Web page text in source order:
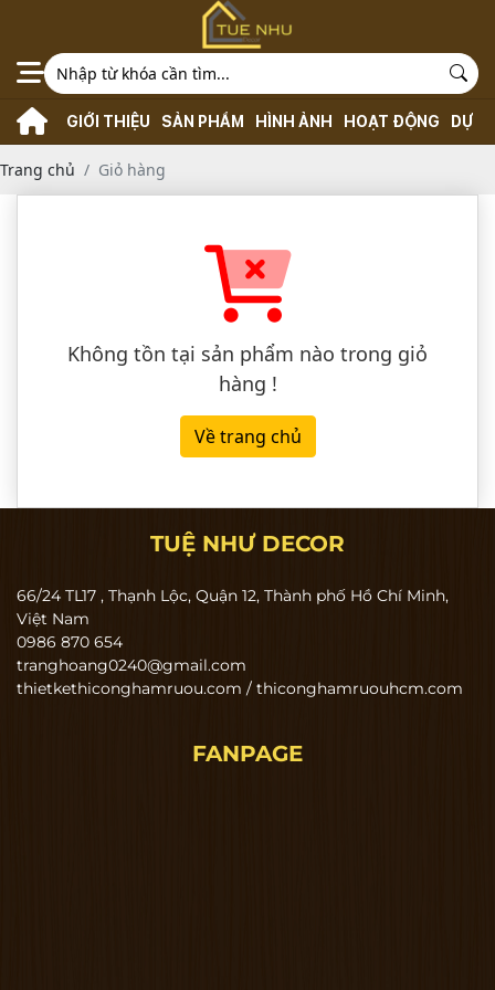
GIỚI THIỆU SẢN PHẨM HÌNH ẢNH HOẠT ĐỘNG DỰ
Trang chủ Giỏ hàng
Không tồn tại sản phẩm nào trong giỏ
hàng !
Về trang chủ
TUỆ NHƯ DECOR
66/24 TL17 , Thạnh Lộc, Quận 12, Thành phố Hồ Chí Minh,
Việt Nam
0986 870 654
tranghoang0240@gmail.com
thietkethiconghamruou.com / thiconghamruouhcm.com
FANPAGE